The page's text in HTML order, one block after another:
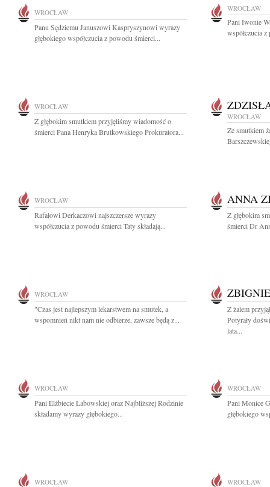
WROCŁAW
Panu Sędziemu Januszowi Kaspryszynowi wyrazy
głębokiego współczucia z powodu śmierci...
WROCŁAW
Pani Iwonie
współczucia
WROCŁAW
Z głębokim smutkiem przyjęliśmy wiadomość o
śmierci Pana Henryka Brutkowskiego Prokuratora...
WROCŁAW
Ze smutkiem
WROCŁAW
Rafałowi Derkaczowi najszczersze wyrazy
współczucia z powodu śmierci Taty składają...
ANNA
Z głębokim
śmierci Dr
WROCŁAW
"Czas jest najlepszym lekarstwem na smutek, a
wspomnień nikt nam nie odbierze, zawsze będą z...
Z żalem
Potyrały
lata...
WROCŁAW
Pani Elżbiecie Łabowskiej oraz Najbliższej Rodzinie
składamy wyrazy głębokiego...
WROCŁAW
Pani Monice
głębokiego
WROCŁAW WROCŁAW